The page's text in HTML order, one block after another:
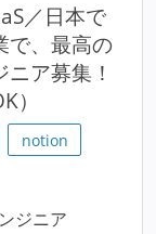
／日本で
で、最高の
ア募集！
）
notion
ジニア